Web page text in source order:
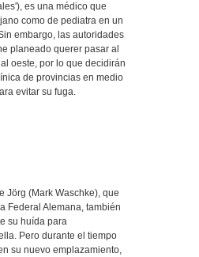
es una médico que
como de pediatra en un
embargo, las autoridades
planeado querer pasar al
oeste, por lo que decidirán
de provincias en medio
evitar su fuga.
Jörg (Mark Waschke), que
Federal Alemana, también
su huída para
Pero durante el tiempo
su nuevo emplazamiento,